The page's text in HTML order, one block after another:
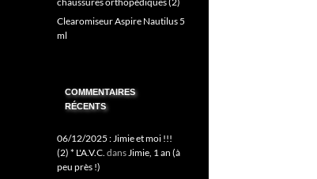
Clearomiseur Aspire Nautilus 5
ml
COMMENTAIRES
RÉCENTS
06/12/2025 : Jimie et moi !!!
(2) * L'A.V.C. dansJimie, 1 an (à
peu près !)